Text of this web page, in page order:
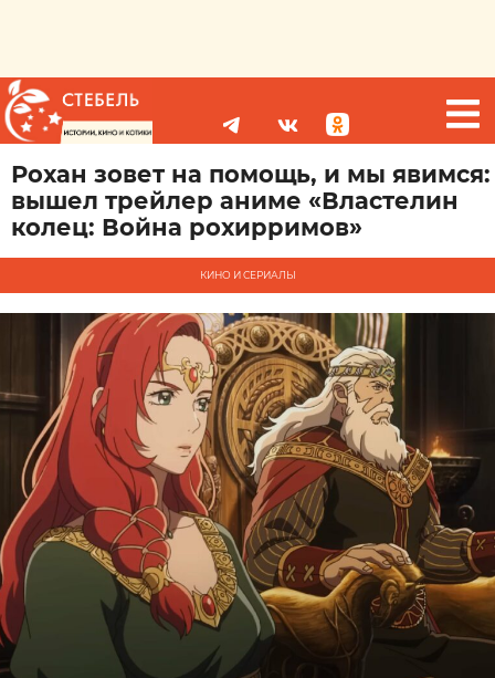
Рохан зовет на помощь, и мы явимся:
вышел трейлер аниме «Властелин
колец: Война рохирримов»
КИНО И СЕРИАЛЫ